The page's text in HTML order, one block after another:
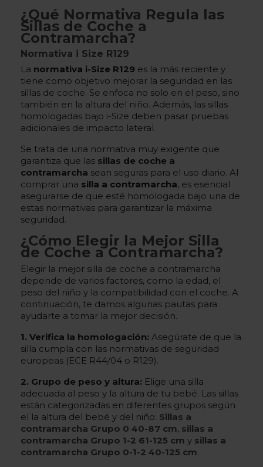
¿Qué Normativa Regula las
Sillas de Coche a
Contramarcha?
Normativa i Size R129
La normativa i-Size R129 es la más reciente y
tiene como objetivo mejorar la seguridad en las
sillas de coche. Se enfoca no solo en el peso, sino
también en la altura del niño. Además, las sillas
homologadas bajo i-Size deben pasar pruebas
adicionales de impacto lateral.
Se trata de una normativa muy exigente que
garantiza que las sillas de coche a
contramarcha sean seguras para el uso diario. Al
comprar una silla a contramarcha, es esencial
asegurarse de que esté homologada bajo una de
estas normativas para garantizar la máxima
seguridad.
¿Cómo Elegir la Mejor Silla
de Coche a Contramarcha?
Elegir la mejor silla de coche a contramarcha
depende de varios factores, como la edad, el
peso del niño y la compatibilidad con el coche. A
continuación, te damos algunas pautas para
ayudarte a tomar la mejor decisión.
1. Verifica la homologación: Asegúrate de que la
silla cumpla con las normativas de seguridad
europeas (ECE R44/04 o R129).
2. Grupo de peso y altura: Elige una silla
adecuada al peso y la altura de tu bebé. Las sillas
están categorizadas en diferentes grupos según
el la altura del bebé y del niño: Sillas a
contramarcha Grupo 0 40-87 cm, sillas a
contramarcha Grupo 1-2 61-125 cm y sillas a
contramarcha Grupo 0-1-2 40-125 cm.